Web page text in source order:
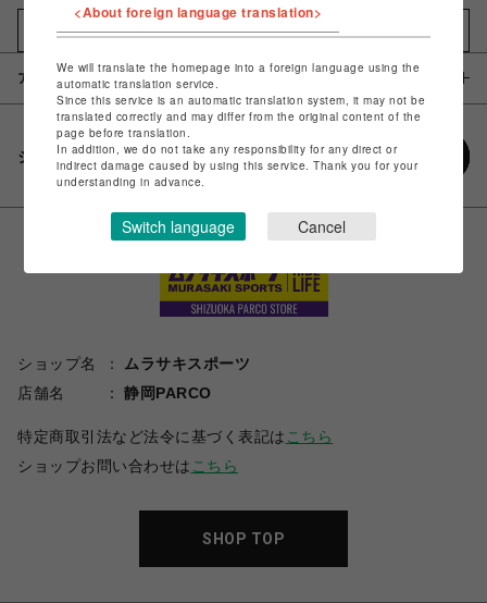
お気に入りアイテムに追加
アイテム説明 / 素材
シェアする
ショップ名
ムラサキスポーツ
店舗名
静岡PARCO
特定商取引法など法令に基づく表記は こちら
ショップお問い合わせは こちら
SHOP TOP
<About foreign language translation>
We will translate the homepage into a foreign language using the
automatic translation service.
Since this service is an automatic translation system, it may not be
translated correctly and may differ from the original content of the
page before translation.
In addition, we do not take any responsibility for any direct or
indirect damage caused by using this service. Thank you for your
understanding in advance.
Switch language Cancel